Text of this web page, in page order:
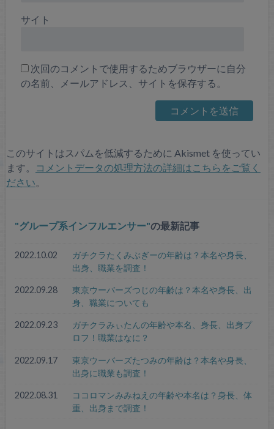
サイト
次回のコメントで使用するためブラウザーに自分
の名前、メールアドレス、サイトを保存する。
このサイトはスパムを低減するために Akismet を使ってい
ます。
コメントデータの処理方法の詳細はこちらをご覧く
ださい。
グループ系インフルエンサー の最新記事
2022.10.02
ガチクラたくみぶぎーの年齢は？本名や身長、
出身、職業を調査！
2022.09.28
東京ウーバーズつじの年齢は？本名や身長、出
身、職業についても
2022.09.23
ガチクラみぃたんの年齢や本名、身長、出身プ
ロフ！職業はなに？
2022.09.17
東京ウーバーズたつみの年齢は？本名や身長、
出身に職業も調査！
2022.08.31
ココロマンみみねえの年齢や本名は？身長、体
重、出身まで調査！